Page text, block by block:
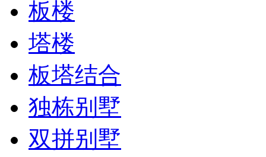
板楼
塔楼
板塔结合
独栋别墅
双拼别墅